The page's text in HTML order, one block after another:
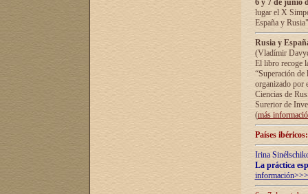
6 y 7 de junio
lugar el X
España y
Rusia y
(Vladímir
El libro recoge
“Superación
organizado por
Ciencias de
Surerior de
(más
Países
Irina
La práctica
información>>>